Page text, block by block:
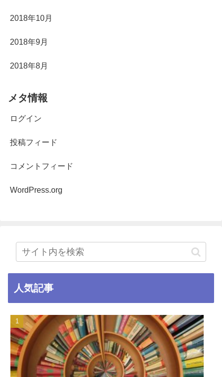
2018年10月
2018年9月
2018年8月
メタ情報
ログイン
投稿フィード
コメントフィード
WordPress.org
人気記事